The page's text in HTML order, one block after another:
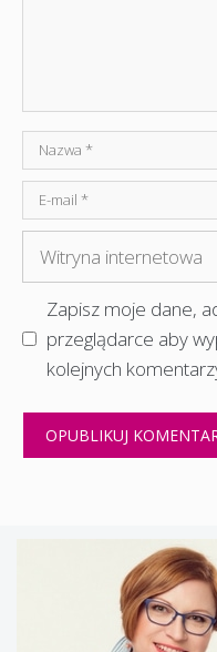
Nazwa
mail
internetowa
Zapisz moje dane,
przeglądarce aby
kolejnych